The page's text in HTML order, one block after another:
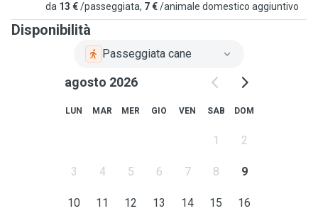
da 13 €/passeggiata, 7 €/animale domestico aggiuntivo
Disponibilità
Passeggiata cane
agosto 2026
LUN MAR MER GIO VEN SAB DOM
1 2
3 4 5 6 7 8 9
10 11 12 13 14 15 16